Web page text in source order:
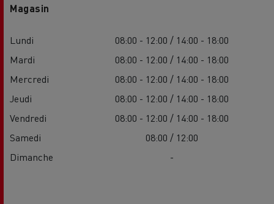
Magasin
Lundi
08:00 - 12:00 / 14:00 - 18:00
Mardi
08:00 - 12:00 / 14:00 - 18:00
Mercredi
08:00 - 12:00 / 14:00 - 18:00
Jeudi
08:00 - 12:00 / 14:00 - 18:00
Vendredi
08:00 - 12:00 / 14:00 - 18:00
Samedi
08:00 / 12:00
Dimanche
-